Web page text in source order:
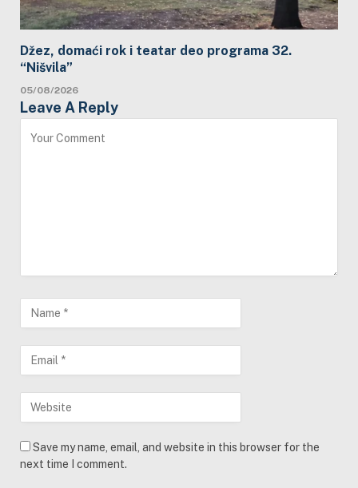
Džez, domaći rok i teatar deo programa 32.
“Nišvila”
05/08/2026
Leave A Reply
Save my name, email, and website in this browser for the
next time I comment.